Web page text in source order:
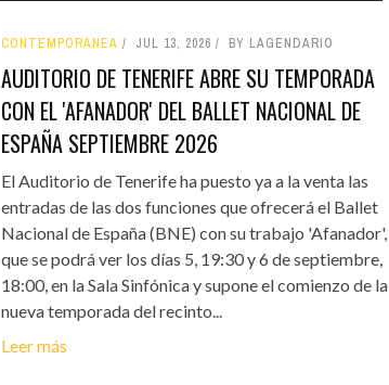
CONTEMPORÁNEA JUL 13, 2026 BY LAGENDARIO
AUDITORIO DE TENERIFE ABRE SU TEMPORADA
CON EL 'AFANADOR' DEL BALLET NACIONAL DE
ESPAÑA SEPTIEMBRE 2026
El Auditorio de Tenerife ha puesto ya a la venta las
entradas de las dos funciones que ofrecerá el Ballet
Nacional de España (BNE) con su trabajo 'Afanador',
que se podrá ver los días 5, 19:30 y 6 de septiembre,
18:00, en la Sala Sinfónica y supone el comienzo de la
nueva temporada del recinto...
Leer más